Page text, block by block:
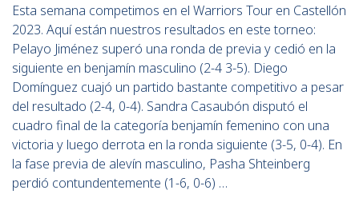
Esta semana competimos en el Warriors Tour en Castellón
2023. Aquí están nuestros resultados en este torneo:
Pelayo Jiménez superó una ronda de previa y cedió en la
siguiente en benjamín masculino (2-4 3-5). Diego
Domínguez cuajó un partido bastante competitivo a pesar
del resultado (2-4, 0-4). Sandra Casaubón disputó el
cuadro final de la categoría benjamín femenino con una
victoria y luego derrota en la ronda siguiente (3-5, 0-4). En
la fase previa de alevín masculino, Pasha Shteinberg
perdió contundentemente (1-6, 0-6) …